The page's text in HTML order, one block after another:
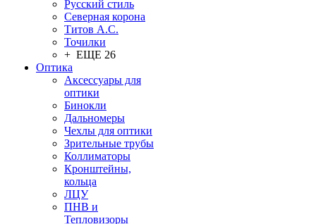
Русский стиль
Северная корона
Титов А.С.
Точилки
+ ЕЩЕ 26
Оптика
Аксессуары для
оптики
Бинокли
Дальномеры
Чехлы для оптики
Зрительные трубы
Коллиматоры
Кронштейны,
кольца
ЛЦУ
ПНВ и
Тепловизоры